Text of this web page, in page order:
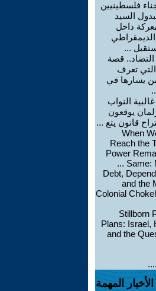
فلسطينيين
السيد
داخل
...
قصة
التي تعرف
من يسارها في
النواب
يوقعون
قانون يتع ...
When
Reach the
Power
Same:
Debt,
and the
Colonial
Stillborn
Plans: Israel,
and the
المهمة